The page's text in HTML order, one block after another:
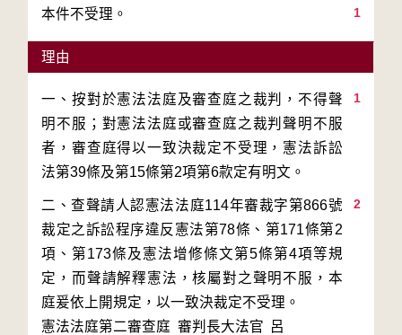
1
本件不受理。
理由
1
一、按對於憲法法庭及審查庭之裁判，不得聲
明不服；對憲法法庭或審查庭之裁判聲明不服
者，審查庭得以一致決裁定不受理，憲法訴訟
2
二、查聲請人認憲法法庭114年審裁字第866號
裁定之訴訟程序違反憲法第78條、第171條第2
項、第173條及憲法增修條文第5條第4項等規
定，而聲請解釋憲法，核屬對之聲明不服，本
庭爰依上開規定，以一致決裁定不受理。
憲法法庭第二審查庭 審判長大法官 呂